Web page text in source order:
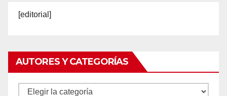
[editorial]
AUTORES Y CATEGORÍAS
Autores